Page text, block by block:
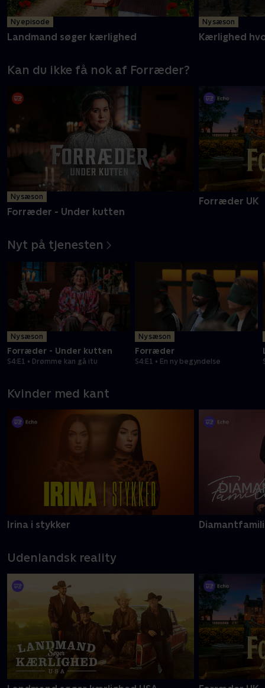
Ny episode
Landmand søger kærlighed
Ny sæson
Kærlighed
Kan du ikke få nok af Forræder?
Ny sæson
Forræder - Under kutten
Forræder UK
Nyt på tjenesten
Ny sæson
Forræder - Under kutten
S4:E1 • Drømme kan gå itu
Ny sæson
Forræder
S4:E1 • En ny begyndelse
Kvinder med kant
Irina i stykker
Udenlandsk reality